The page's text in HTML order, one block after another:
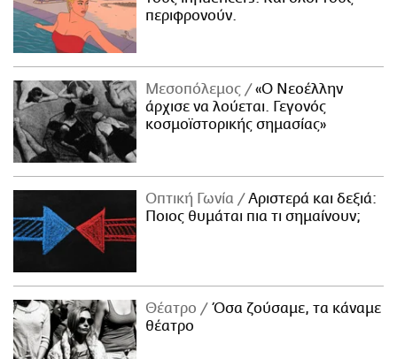
περιφρονούν.
Μεσοπόλεμος
«Ο Νεοέλλην
άρχισε να λούεται. Γεγονός
κοσμοϊστορικής σημασίας»
Οπτική Γωνία
Αριστερά και δεξιά:
Ποιος θυμάται πια τι σημαίνουν;
Θέατρο
Όσα ζούσαμε, τα κάναμε
θέατρο